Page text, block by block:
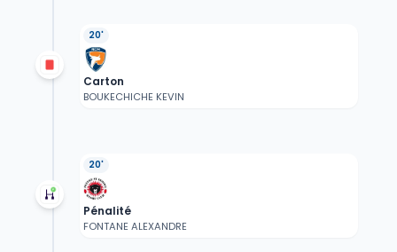
20'
Carton
BOUKECHICHE KEVIN
20'
Pénalité
FONTANE ALEXANDRE